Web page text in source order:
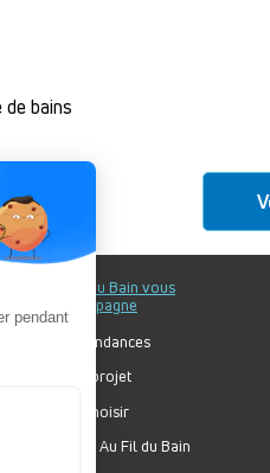
bains
Au fil du Bain vous
accompagne
Nos tendances
Votre projet
Bien choisir
Forum Au Fil du Bain